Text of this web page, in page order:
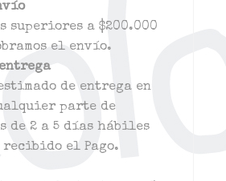
superiores a $200.000
el envío.
de entrega en
parte de
de 2 a 5 días hábiles
recibido el Pago.